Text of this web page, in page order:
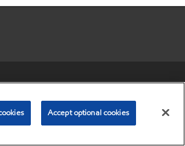
Exxon Mobil Corporation. All Rights Reserved.
Accept optional cookies